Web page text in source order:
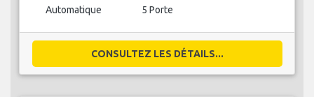
Automatique 5 Porte
CONSULTEZ LES DÉTAILS...